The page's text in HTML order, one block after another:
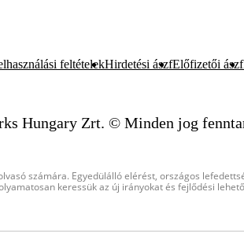
feltételekHirdetési ászfElőfizetői ászf
Hungary Zrt. © Minden jog
számára. Egyedülálló elérést, országos
keressük az új irányokat és fejlődési